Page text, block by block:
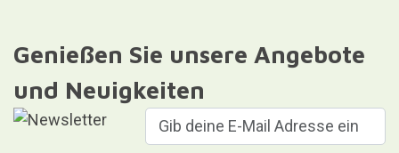
Genießen Sie unsere Angebote
und Neuigkeiten